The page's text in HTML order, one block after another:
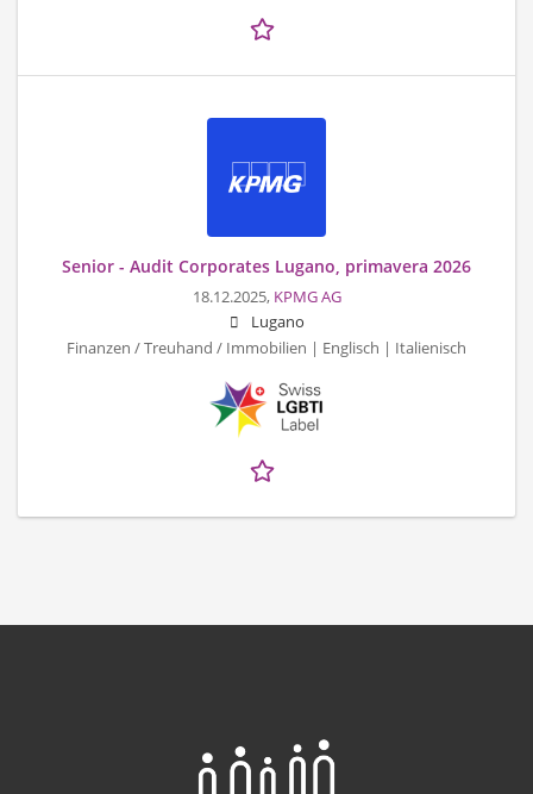
Senior - Audit Corporates Lugano, primavera 2026
18.12.2025, KPMG AG
Lugano
Finanzen / Treuhand / Immobilien | Englisch | Italienisch